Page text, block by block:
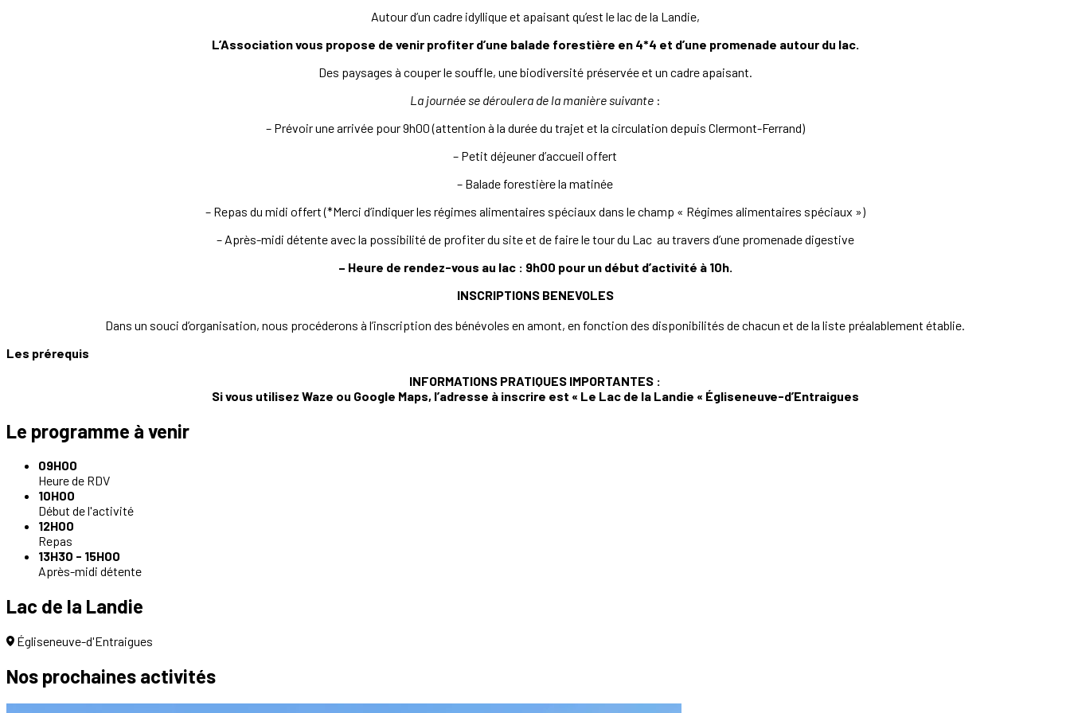
Autour d’un cadre idyllique et apaisant qu’est le lac de la Landie,
L’Association vous propose de venir profiter d’une balade forestière en 4*4 et d’une promenade autour du lac.
Des paysages à couper le souffle, une biodiversité préservée et un cadre apaisant.
La journée se déroulera de la manière suivante:
– Prévoir une arrivée pour 9h00 (attention à la durée du trajet et la circulation depuis Clermont-Ferrand)
– Petit déjeuner d’accueil offert
– Balade forestière la matinée
– Repas du midi offert (*Merci d’indiquer les régimes alimentaires spéciaux dans le champ « Régimes alimentaires spéciaux »)
– Après-midi détente avec la possibilité de profiter du site et de faire le tour du Lac au travers d’une promenade digestive
– Heure de rendez-vous au lac : 9h00 pour un début d’activité à 10h.
INSCRIPTIONS BENEVOLES
Dans un souci d’organisation, nous procéderons à l’inscription des bénévoles en amont, en fonction des disponibilités de chacun et de la liste préalablement établie.
Les prérequis
INFORMATIONS PRATIQUES IMPORTANTES :
Si vous utilisez Waze ou Google Maps, l’adresse à inscrire est « Le Lac de la Landie « Égliseneuve-d’Entraigues
Le programme à venir
09H00
Heure de RDV
10H00
Début de l'activité
12H00
Repas
13H30 - 15H00
Après-midi détente
Lac de la Landie
Égliseneuve-d'Entraigues
Nos prochaines activités